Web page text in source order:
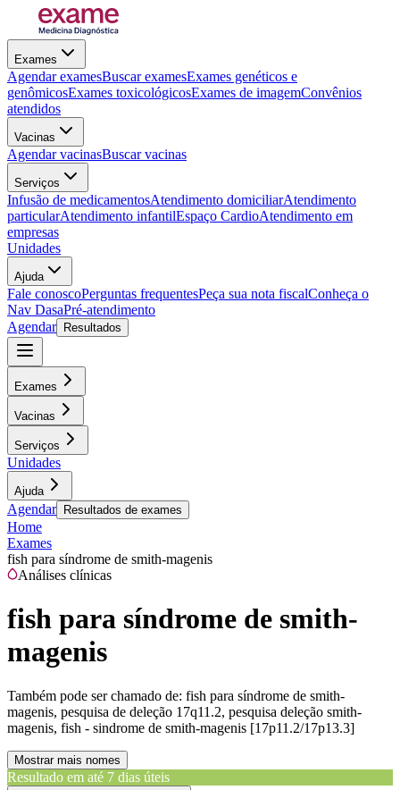
Exames
Agendar examesBuscar examesExames genéticos e
genômicosExames toxicológicosExames de imagemConvênios
atendidos
Vacinas
Agendar vacinasBuscar vacinas
Serviços
Infusão de medicamentosAtendimento domiciliarAtendimento
particularAtendimento infantilEspaço CardioAtendimento em
empresas
Unidades
Ajuda
Fale conoscoPerguntas frequentesPeça sua nota fiscalConheça o
Nav DasaPré-atendimento
Agendar
Resultados
Exames
Vacinas
Serviços
Unidades
Ajuda
Agendar Resultados de exames
Home
Exames
fish para síndrome de smith-magenis
Análises clínicas
fish para síndrome de smith-
magenis
Também pode ser chamado de: fish para síndrome de smith-
magenis, pesquisa de deleção 17q11.2, pesquisa deleção smith-
magenis, fish - sindrome de smith-magenis [17p11.2/17p13.3]
Mostrar mais nomes
Resultado em até 7 dias úteis